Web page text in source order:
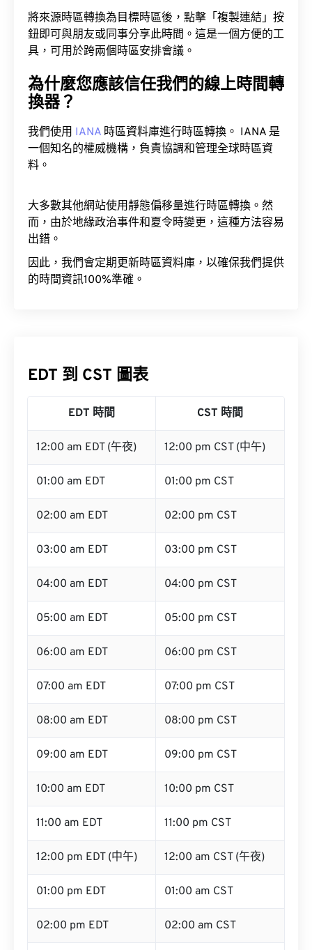
將來源時區轉換為目標時區後，點擊「複製連結」按
鈕即可與朋友或同事分享此時間。這是一個方便的工
具，可用於跨兩個時區安排會議。
為什麼您應該信任我們的線上時間轉
換器？
我們使用 IANA 時區資料庫進行時區轉換。 IANA 是
一個知名的權威機構，負責協調和管理全球時區資
料。
大多數其他網站使用靜態偏移量進行時區轉換。然
而，由於地緣政治事件和夏令時變更，這種方法容易
出錯。
因此，我們會定期更新時區資料庫，以確保我們提供
的時間資訊100%準確。
EDT 到 CST 圖表
EDT 時間 CST 時間
12:00 am EDT (午夜) 12:00 pm CST (中午)
01:00 am EDT 01:00 pm CST
02:00 am EDT 02:00 pm CST
03:00 am EDT 03:00 pm CST
04:00 am EDT 04:00 pm CST
05:00 am EDT 05:00 pm CST
06:00 am EDT 06:00 pm CST
07:00 am EDT 07:00 pm CST
08:00 am EDT 08:00 pm CST
09:00 am EDT 09:00 pm CST
10:00 am EDT 10:00 pm CST
11:00 am EDT 11:00 pm CST
12:00 pm EDT (中午) 12:00 am CST (午夜)
01:00 pm EDT 01:00 am CST
02:00 pm EDT 02:00 am CST